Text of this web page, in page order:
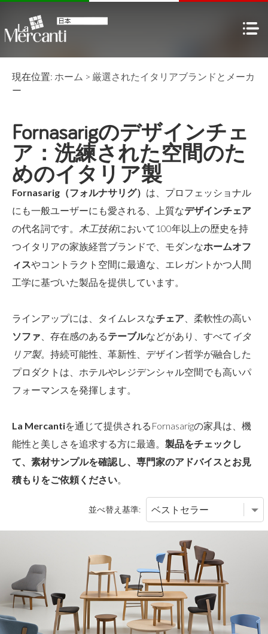
現在位置: ホーム > 厳選されたイタリアブランドとメーカ
ー
Fornasarigのデザインチェ
ア：洗練された空間のた
めのイタリア製
Fornasarig（フォルナサリグ） は、プロフェッショナル
にも一般ユーザーにも愛される、上質なデザインチェア
の代名詞です。 木工技術において100年以上の歴史を持
つイタリアの家族経営ブランドで、モダンなホームオフ
ィスやコントラクト空間に最適な、エレガントかつ人間
工学に基づいた製品を提供しています。
ラインアップには、タイムレスなチェア 、柔軟性の高い
ソファ 、存在感のあるテーブルなどがあり、すべて イタ
リア製。持続可能性、革新性、デザイン哲学が融合した
プロダクトは、ホテルやレジデンシャル空間でも高いパ
フォーマンスを発揮します。
La Mercantiを通じて提供されるFornasarigの家具は、機
能性と美しさを追求する方に最適。 製品をチェックし
て、素材サンプルを確認し、専門家のアドバイスとお見
積もりをご依頼ください。
並べ替え基準: